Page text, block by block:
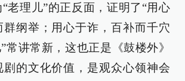
老理儿”的正反面，证明了“用心
纲举；用心于诈，百补而千穴
常讲常新，这也正是《鼓楼外》
的文化价值，是观众心领神会